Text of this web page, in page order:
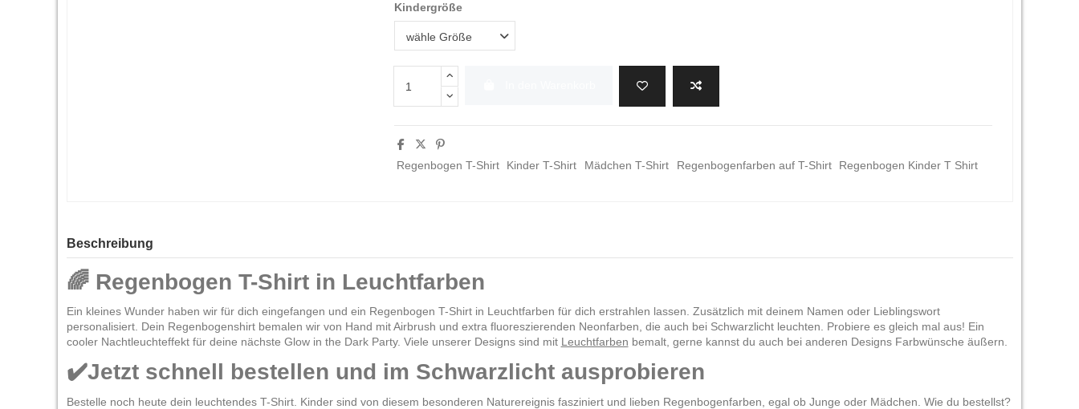
Kindergröße
Regenbogen T-Shirt Kinder T-Shirt Mädchen T-Shirt Regenbogenfarben auf T-Shirt Regenbogen Kinder T Shirt
Beschreibung
🌈 Regenbogen T-Shirt in Leuchtfarben
Ein kleines Wunder haben wir für dich eingefangen und ein Regenbogen T-Shirt in Leuchtfarben für dich erstrahlen lassen. Zusätzlich mit deinem Namen oder Lieblingswort
personalisiert. Dein Regenbogenshirt bemalen wir von Hand mit Airbrush und extra fluoreszierenden Neonfarben, die auch bei Schwarzlicht leuchten. Probiere es gleich mal aus! Ein
cooler Nachtleuchteffekt für deine nächste Glow in the Dark Party. Viele unserer Designs sind mit Leuchtfarben bemalt, gerne kannst du auch bei anderen Designs Farbwünsche äußern.
✔️Jetzt schnell bestellen und im Schwarzlicht ausprobieren
Bestelle noch heute dein leuchtendes T-Shirt. Kinder sind von diesem besonderen Naturereignis fasziniert und lieben Regenbogenfarben, egal ob Junge oder Mädchen. Wie du bestellst?